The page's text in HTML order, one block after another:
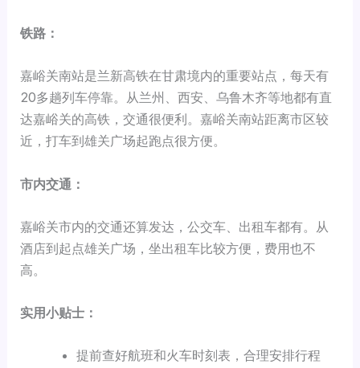
铁路：
嘉峪关南站是兰新高铁在甘肃境内的重要站点，每天有
20多趟列车停靠。从兰州、西安、乌鲁木齐等地都有直
达嘉峪关的高铁，交通很便利。嘉峪关南站距离市区较
近，打车到雄关广场起跑点很方便。
市内交通：
嘉峪关市内的交通还算发达，公交车、出租车都有。从
酒店到起点雄关广场，坐出租车比较方便，费用也不
高。
实用小贴士：
提前查好航班和火车时刻表，合理安排行程